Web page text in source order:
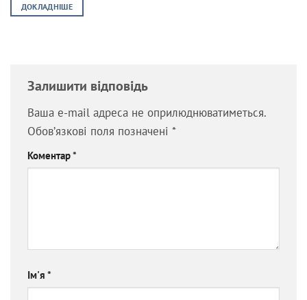
ДОКЛАДНІШЕ
Залишити відповідь
Ваша e-mail адреса не оприлюднюватиметься.
Обов’язкові поля позначені *
Коментар*
Ім'я *